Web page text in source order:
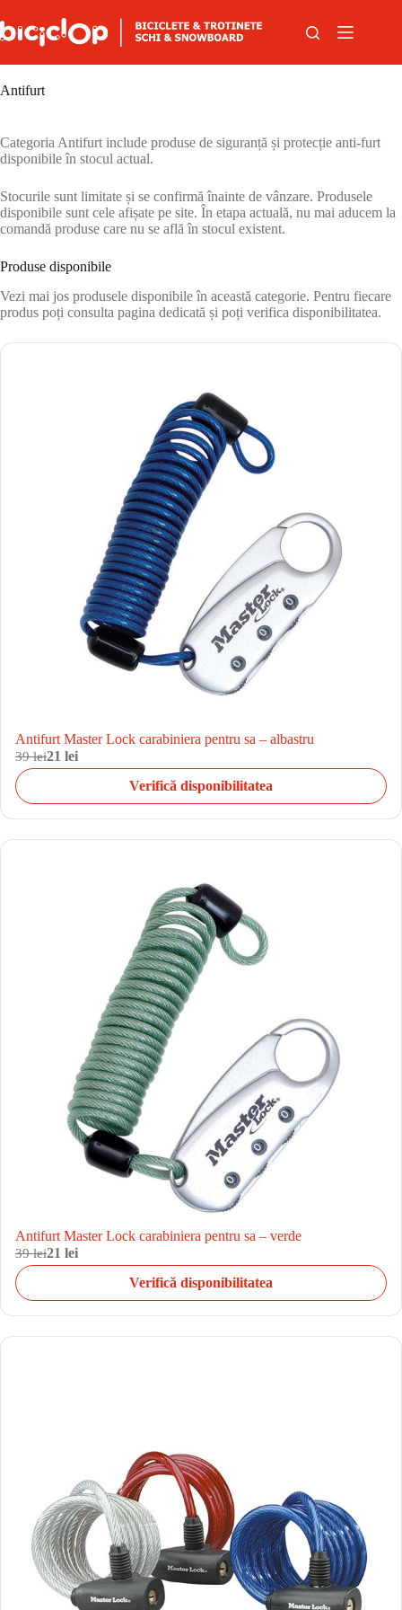
Antifurt
Categoria Antifurt include produse de siguranță și protecție anti-furt
disponibile în stocul actual.
Stocurile sunt limitate și se confirmă înainte de vânzare. Produsele
disponibile sunt cele afișate pe site. În etapa actuală, nu mai aducem la
comandă produse care nu se află în stocul existent.
Produse disponibile
Vezi mai jos produsele disponibile în această categorie. Pentru fiecare
produs poți consulta pagina dedicată și poți verifica disponibilitatea.
Antifurt Master Lock carabiniera pentru sa – albastru
39 lei21 lei
Verifică disponibilitatea
Antifurt Master Lock carabiniera pentru sa – verde
39 lei21 lei
Verifică disponibilitatea